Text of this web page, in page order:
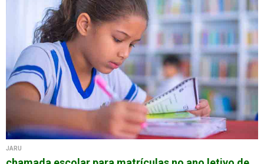
JARU